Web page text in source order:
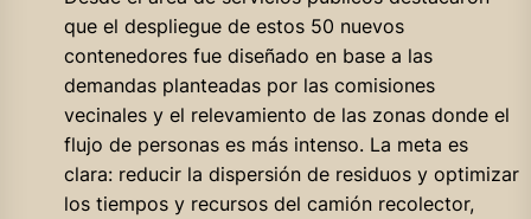
que el despliegue de estos 50 nuevos
contenedores fue diseñado en base a las
demandas planteadas por las comisiones
vecinales y el relevamiento de las zonas donde el
flujo de personas es más intenso. La meta es
clara: reducir la dispersión de residuos y optimizar
los tiempos y recursos del camión recolector,